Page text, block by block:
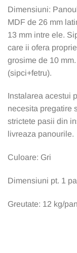
Dimensiuni:
MDF de 26 mm
13 mm intre ele.
care ii ofera
grosime de 10
(sipci+fetru).
Instalarea acestui
necesita pregatire
strictete pasii din
livreaza panourile.
Culoare: Gri
Dimensiuni pt. 1
Greutate: 12 kg/